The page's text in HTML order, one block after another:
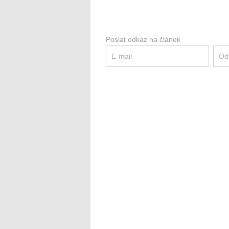
Poslat odkaz na článek